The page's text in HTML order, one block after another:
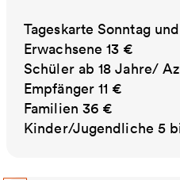
Tageskarte Sonntag
Erwachsene 13 €
Schüler ab 18 Jahre/
Empfänger 11 €
Familien 36 €
Kinder/Jugendliche 5